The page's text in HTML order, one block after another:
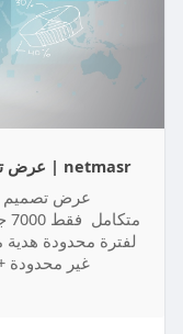
استلام موقعك خلال 10 يوم عمل
d8%b6-%d8
عرض تصميم جريدة الكترونية – شركة نت مصر | netmasr
عرض تصميم
غير محدودة